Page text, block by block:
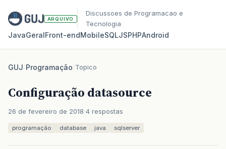
ARQUIVO
Discussoes de Programacao e
Tecnologia
JavaGeralFront‑endMobileSQLJSPHPAndroid
GUJ/Programação/Topico
Configuração datasource
26 de fevereiro de 2018 4 respostas
programação database java sqlserver